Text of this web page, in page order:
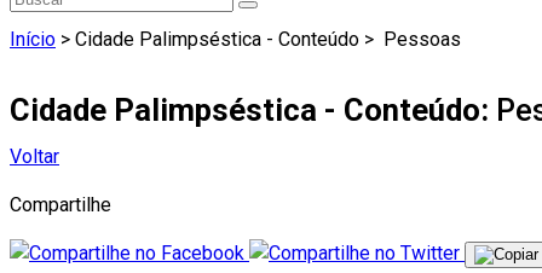
Início > Cidade Palimpséstica - Conteúdo > Pessoas
Cidade Palimpséstica - Conteúdo:
Voltar
Compartilhe